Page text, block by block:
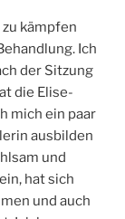
kämpfen
Ich
der Sitzung
die Elise-
mich ein paar
ausbilden
und
hat sich
und auch